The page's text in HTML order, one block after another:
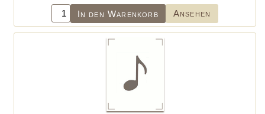
In den Warenkorb Ansehen